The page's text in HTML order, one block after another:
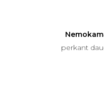
perkant